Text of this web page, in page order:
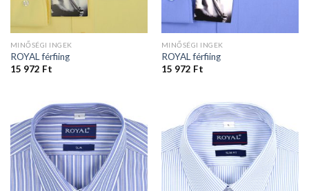
MINŐSÉGI INGEK
ROYAL férfiing
15 972 Ft
MINŐSÉGI INGEK
ROYAL férfiing
15 972 Ft